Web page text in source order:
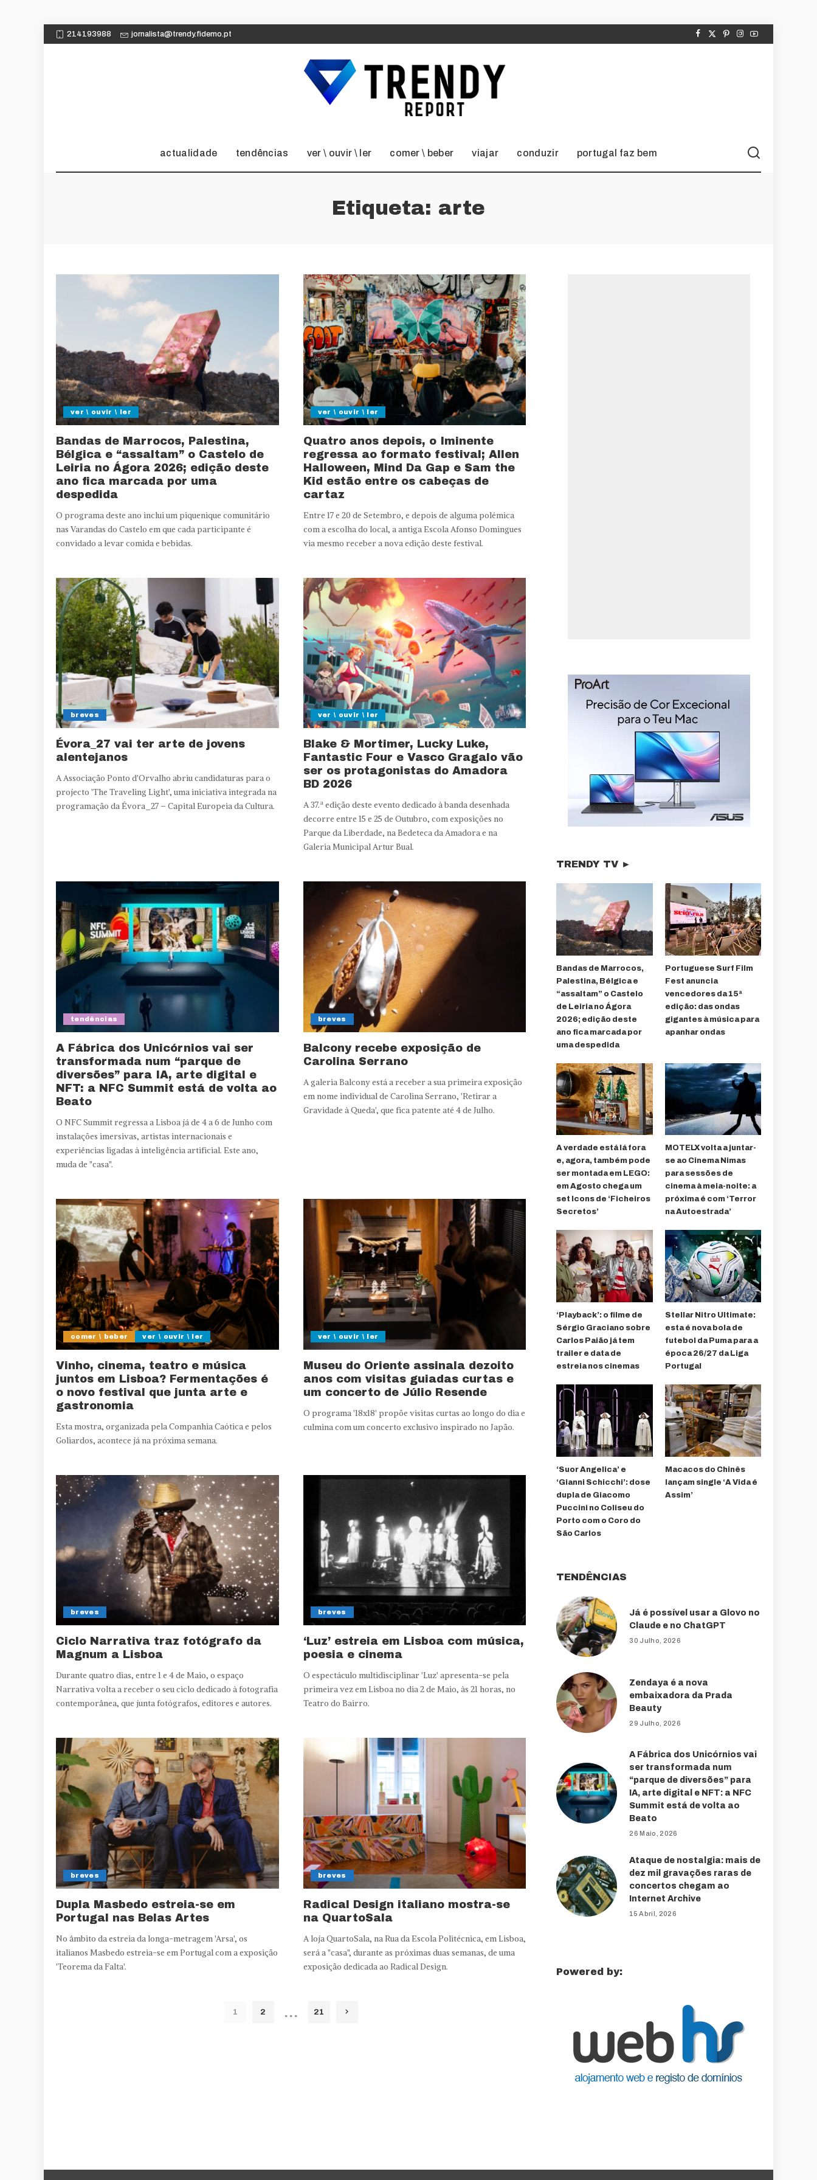
214193988 jornalista@trendy.fidemo.pt
actualidade tendências ver \ ouvir \ ler comer \ beber viajar conduzir portugal faz bem
Etiqueta: arte
ver \ ouvir \ ler
Bandas de Marrocos, Palestina,
Bélgica e “assaltam” o Castelo de
Leiria no Ágora 2026; edição deste
ano fica marcada por uma
despedida
O programa deste ano inclui um piquenique comunitário
nas Varandas do Castelo em que cada participante é
convidado a levar comida e bebidas.
ver \ ouvir \ ler
Quatro anos depois, o Iminente
regressa ao formato festival; Allen
Halloween, Mind Da Gap e Sam the
Kid estão entre os cabeças de
cartaz
Entre 17 e 20 de Setembro, e depois de alguma polémica
com a escolha do local, a antiga Escola Afonso Domingues
via mesmo receber a nova edição deste festival.
breves
Évora_27 vai ter arte de jovens
alentejanos
A Associação Ponto d'Orvalho abriu candidaturas para o
projecto 'The Traveling Light', uma iniciativa integrada na
programação da Évora_27 – Capital Europeia da Cultura.
ver \ ouvir \ ler
Blake & Mortimer, Lucky Luke,
Fantastic Four e Vasco Gragalo vão
ser os protagonistas do Amadora
BD 2026
A 37.ª edição deste evento dedicado à banda desenhada
decorre entre 15 e 25 de Outubro, com exposições no
Parque da Liberdade, na Bedeteca da Amadora e na
Galeria Municipal Artur Bual.
tendências
A Fábrica dos Unicórnios vai ser
transformada num “parque de
diversões” para IA, arte digital e
NFT: a NFC Summit está de volta ao
Beato
O NFC Summit regressa a Lisboa já de 4 a 6 de Junho com
instalações imersivas, artistas internacionais e
experiências ligadas à inteligência artificial. Este ano,
muda de "casa".
breves
Balcony recebe exposição de
Carolina Serrano
A galeria Balcony está a receber a sua primeira exposição
em nome individual de Carolina Serrano, 'Retirar a
Gravidade à Queda', que fica patente até 4 de Julho.
comer \ beber ver \ ouvir \ ler
Vinho, cinema, teatro e música
juntos em Lisboa? Fermentações é
o novo festival que junta arte e
gastronomia
Esta mostra, organizada pela Companhia Caótica e pelos
Goliardos, acontece já na próxima semana.
ver \ ouvir \ ler
Museu do Oriente assinala dezoito
anos com visitas guiadas curtas e
um concerto de Júlio Resende
O programa '18x18' propõe visitas curtas ao longo do dia e
culmina com um concerto exclusivo inspirado no Japão.
breves
Ciclo Narrativa traz fotógrafo da
Magnum a Lisboa
Durante quatro dias, entre 1 e 4 de Maio, o espaço
Narrativa volta a receber o seu ciclo dedicado à fotografia
contemporânea, que junta fotógrafos, editores e autores.
breves
‘Luz’ estreia em Lisboa com música,
poesia e cinema
O espectáculo multidisciplinar 'Luz' apresenta-se pela
primeira vez em Lisboa no dia 2 de Maio, às 21 horas, no
Teatro do Bairro.
breves
Dupla Masbedo estreia-se em
Portugal nas Belas Artes
No âmbito da estreia da longa-metragem 'Arsa', os
italianos Masbedo estreia-se em Portugal com a exposição
'Teorema da Falta'.
breves
Radical Design italiano mostra-se
na QuartoSala
A loja QuartoSala, na Rua da Escola Politécnica, em Lisboa,
será a "casa", durante as próximas duas semanas, de uma
exposição dedicada ao Radical Design.
1 2 … 21
TRENDY TV ►
Bandas de Marrocos,
Palestina, Bélgica e
“assaltam” o Castelo
de Leiria no Ágora
2026; edição deste
ano fica marcada por
uma despedida
Portuguese Surf Film
Fest anuncia
vencedores da 15ª
edição: das ondas
gigantes à música para
apanhar ondas
A verdade está lá fora
e, agora, também pode
ser montada em LEGO:
em Agosto chega um
set Icons de ‘Ficheiros
Secretos’
MOTELX volta a juntar-
se ao Cinema Nimas
para sessões de
cinema à meia-noite: a
próxima é com ‘Terror
na Autoestrada’
‘Playback’: o filme de
Sérgio Graciano sobre
Carlos Paião já tem
trailer e data de
estreia nos cinemas
Stellar Nitro Ultimate:
esta é nova bola de
futebol da Puma para a
época 26/27 da Liga
Portugal
‘Suor Angelica’ e
‘Gianni Schicchi’: dose
dupla de Giacomo
Puccini no Coliseu do
Porto com o Coro do
São Carlos
Macacos do Chinês
lançam single ‘A Vida é
Assim’
TENDÊNCIAS
Já é possível usar a Glovo no
Claude e no ChatGPT
30 Julho, 2026
Zendaya é a nova
embaixadora da Prada
Beauty
29 Julho, 2026
A Fábrica dos Unicórnios vai
ser transformada num
“parque de diversões” para
IA, arte digital e NFT: a NFC
Summit está de volta ao
Beato
26 Maio, 2026
Ataque de nostalgia: mais de
dez mil gravações raras de
concertos chegam ao
Internet Archive
15 Abril, 2026
Powered by: